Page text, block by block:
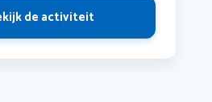
de activiteit